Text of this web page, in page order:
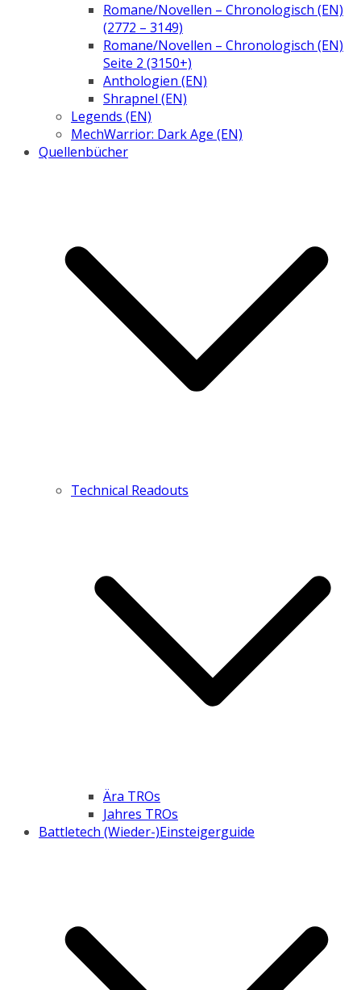
Romane/Novellen – Chronologisch (EN)
(2772 – 3149)
Romane/Novellen – Chronologisch (EN)
Seite 2 (3150+)
Anthologien (EN)
Shrapnel (EN)
Legends (EN)
MechWarrior: Dark Age (EN)
Quellenbücher
Technical Readouts
Ära TROs
Jahres TROs
Battletech (Wieder-)Einsteigerguide